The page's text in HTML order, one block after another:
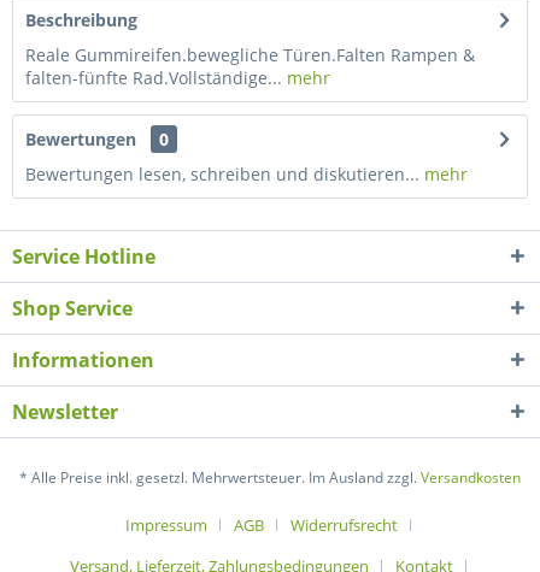
Beschreibung
Reale Gummireifen.bewegliche Türen.Falten Rampen &
falten-fünfte Rad.Vollständige... mehr
Bewertungen
0
Bewertungen lesen, schreiben und diskutieren... mehr
Service Hotline
Shop Service
Informationen
Newsletter
* Alle Preise inkl. gesetzl. Mehrwertsteuer. Im Ausland zzgl.Versandkosten
Impressum AGB
Widerrufsrecht
Versand, Lieferzeit, Zahlungsbedingungen
Kontakt